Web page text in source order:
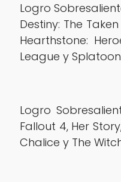
Logro
Destiny: The
Hearthstone:
League y
Logro
Fallout 4, Her
Chalice y The